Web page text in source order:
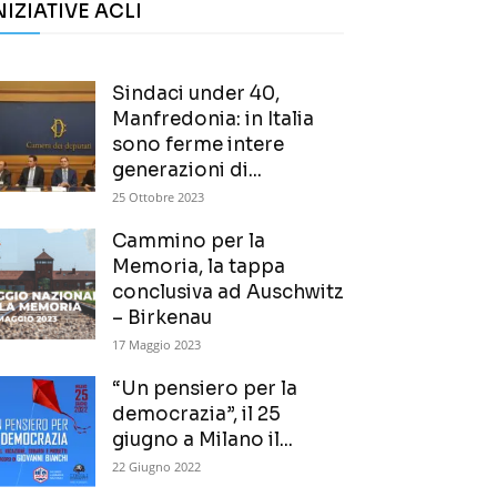
ACLI
Sindaci under 40,
Manfredonia: in Italia
sono ferme intere
generazioni di...
25 Ottobre 2023
Cammino per la
Memoria, la tappa
conclusiva ad Auschwitz
– Birkenau
17 Maggio 2023
“Un pensiero per la
democrazia”, il 25
giugno a Milano il...
22 Giugno 2022